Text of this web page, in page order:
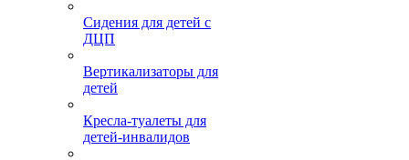
Сидения для детей с
ДЦП
Вертикализаторы для
детей
Кресла-туалеты для
детей-инвалидов